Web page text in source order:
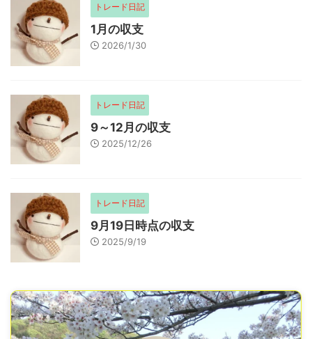
トレード日記
1月の収支
2026/1/30
トレード日記
9～12月の収支
2025/12/26
トレード日記
9月19日時点の収支
2025/9/19